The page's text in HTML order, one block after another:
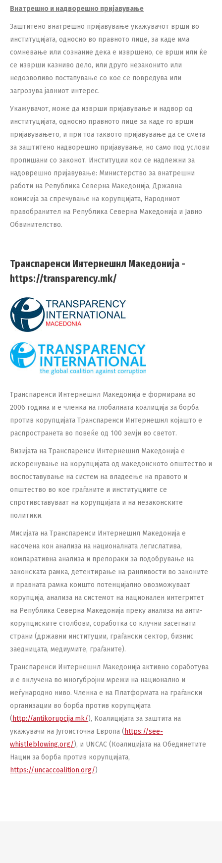
Внатрешно и надворешно пријавување
Заштитено внатрешно пријавување укажувачот врши во
институцијата, односно во правното лице, за каде има
сомневање или сознание дека е извршено, се врши или ќе
се изврши казниво дело, или друго незаконито или
недозволиво постапување со кое се повредува или
загрозува јавниот интерес.
Укажувачот, може да изврши пријавување и надвор од
институцијата, односно правното лице за каде го врши
пријавувањето, и при тоа таквото пријавување да се смета
за заштитено надворешно пријавување, но само под услови
пропишани со законот. Институции кои се надлежни за
надоврешно пријавување: Министерство за внатрешни
работи на Република Северна Македонија, Државна
комисија за спречување на корупцијата, Народниот
правобранител на Република Северна Македонија и Јавно
Обвинителство.
Транспаренси Интернешнл Македонија -
https://transparency.mk/
Транспаренси Интернешнл Македонија е формирана во
2006 година и е членка на глобалната коалиција за борба
против корупцијата Транспаренси Интернешнл којашто е
распространета во повеќе од 100 земји во светот.
Визијата на Транспаренси Интернешнл Македонија e
искоренување на корупцијата од македонското општество и
воспоставување на систем на владеење на правото и
општество во кое граѓаните и институциите се
спротивставуваат на корупцијата и на незаконските
политики.
Мисијата на Транспаренси Интернешнл Македонија е
насочена кон aнализа на националната легислатива,
компаративна анализа и препораки за подобрување на
законската рамка, детектирање на ранливости во законите
и правната рамка коишто потенцијално овозможуваат
корупција, анализа на системот на национален интегритет
на Република Северна Македонија преку анализа на анти-
корупциските столбови, соработка со клучни засегнати
страни (државни институции, граѓански сектор, бизнис
заедницата, медиумите, граѓаните).
Транспаренси Интернешнл Македонија активно соработува
и е вклучена во многубројни мрежи на национално и
меѓународно ниво. Членка е на Платформата на граѓански
организации во борба против корупцијата
(http://antikorupcija.mk/), Коалицијата за заштита на
укажувачи на Југоисточна Европа (https://see-
whistleblowing.org/), и UNCAC (Коалицијата на Обединетите
Нации за борба против корупцијата,
https://uncaccoalition.org/)